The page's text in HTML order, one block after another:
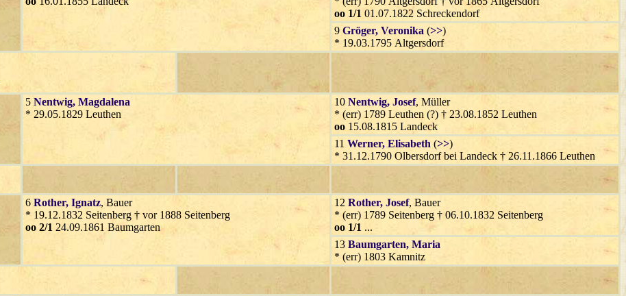
oo 1/1 01.07.1822 Schreckendorf
9 Gröger, Veronika (>>)
* 19.03.1795 Altgersdorf
5 Nentwig, Magdalena
* 29.05.1829 Leuthen
10 Nentwig, Josef, Müller
* (err) 1789 Leuthen (?) † 23.08.1852 Leuthen
oo 15.08.1815 Landeck
11 Werner, Elisabeth (>>)
* 31.12.1790 Olbersdorf bei Landeck † 26.11.1866 Leuthen
6 Rother, Ignatz, Bauer
* 19.12.1832 Seitenberg † vor 1888 Seitenberg
oo 2/1 24.09.1861 Baumgarten
12 Rother, Josef, Bauer
* (err) 1789 Seitenberg † 06.10.1832 Seitenberg
oo 1/1 ...
13 Baumgarten, Maria
* (err) 1803 Kamnitz